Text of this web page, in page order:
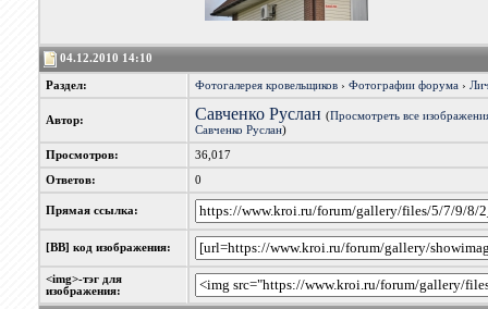
04.12.2010 14:10
Раздел: Фотогалерея кровельщиков› Фотографии форума›
Автор: Савченко Руслан (Просмотреть все
Савченко Руслан)
Просмотров: 36,017
Ответов: 0
Прямая ссылка:
[BB] код изображения:
<img>-тэг для
изображения: